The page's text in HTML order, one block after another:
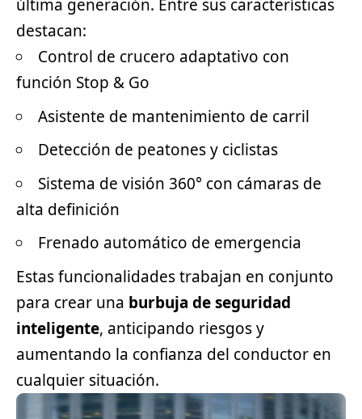
última generación. Entre sus características
destacan:
Control de crucero adaptativo con
función Stop & Go
Asistente de mantenimiento de carril
Detección de peatones y ciclistas
Sistema de visión 360° con cámaras de
alta definición
Frenado automático de emergencia
Estas funcionalidades trabajan en conjunto
para crear una burbuja de seguridad
inteligente, anticipando riesgos y
aumentando la confianza del conductor en
cualquier situación.